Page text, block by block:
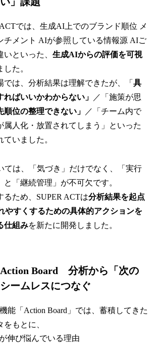
では、生成AI上でのブランド順位 メ
チメント AIが参照している情報源 AIご
といった、 生成AIからの評価を可視
た。
では、分析結果は理解できたが、「 具
ばいいかわからない」
／「施策が思
順位の整理できない」
／「チーム内で
属人化・放置されてしまう」といった
いました。
ては、「気づき」だけでなく、「実行
と「継続管理」が不可欠です。
るため、SUPER ACTは分析結果を起点
やすくするための具体的アクションを
仕組みを新たに開発しました。
Board 分析から「次の
ームレスにつなぐ
能「Action Board」では、蓄積してきた
もとに、
伸び悩んでいる理由